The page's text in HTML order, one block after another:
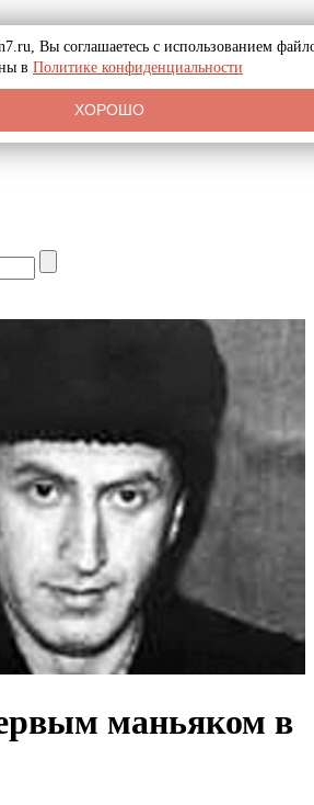
маньяком в
Вы соглашаетесь с использованием
в Политике конфиденциальности
ХОРОШО